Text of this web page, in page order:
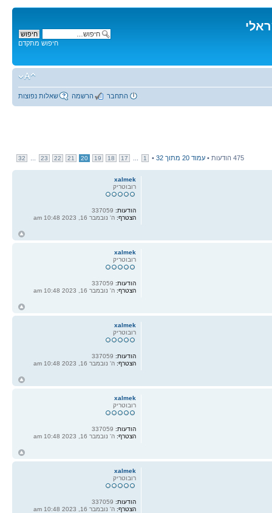
חיפוש מתקדם
שאלות נפוצות הרשמה התחבר
475 הודעות • עמוד 20 מתוך 32
•
1
17
18
19
20
21
22
23
32
xalmek
רובוטריק
הודעות:
הצטרף: ה' נובמבר 16, 2023 10:48 am
xalmek
רובוטריק
הודעות:337059
הצטרף:ה' נובמבר 16, 2023 10:48 am
xalmek
רובוטריק
הודעות:
הצטרף: ה' נובמבר 16, 2023 10:48 am
xalmek
רובוטריק
הודעות:337059
הצטרף:ה' נובמבר 16, 2023 10:48 am
xalmek
רובוטריק
הודעות:
הצטרף: ה' נובמבר 16, 2023 10:48 am